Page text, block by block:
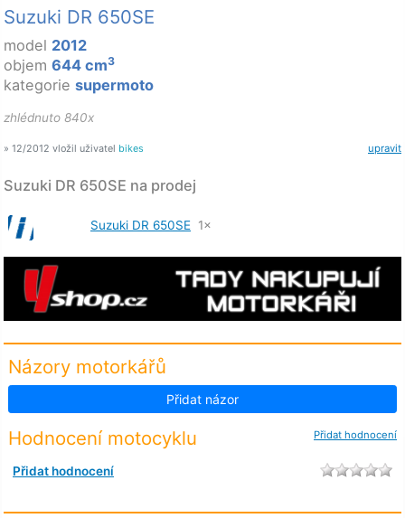
Suzuki DR 650SE
model 2012
objem 644 cm3
kategorie supermoto
zhlédnuto 840x
upravit
» 12/2012 vložil uživatel bikes
Suzuki DR 650SE na prodej
Suzuki DR 650SE 1×
Názory motorkářů
Přidat názor
Přidat hodnocení
Hodnocení motocyklu
Přidat hodnocení